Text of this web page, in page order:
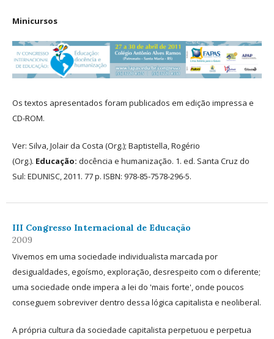
Minicursos
Os textos apresentados foram publicados em edição impressa e
CD-ROM.
Ver: Silva, Jolair da Costa (Org.); Baptistella, Rogério
(Org.). Educação: docência e humanização. 1. ed. Santa Cruz do
Sul: EDUNISC, 2011. 77 p. ISBN: 978-85-7578-296-5.
III Congresso Internacional de Educação
2009
Vivemos em uma sociedade individualista marcada por
desigualdades, egoísmo, exploração, desrespeito com o diferente;
uma sociedade onde impera a lei do 'mais forte', onde poucos
conseguem sobreviver dentro dessa lógica capitalista e neoliberal.
A própria cultura da sociedade capitalista perpetuou e perpetua